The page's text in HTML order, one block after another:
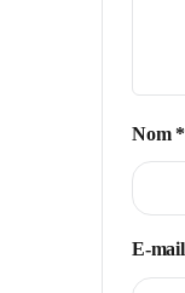
Nom *
E-mail